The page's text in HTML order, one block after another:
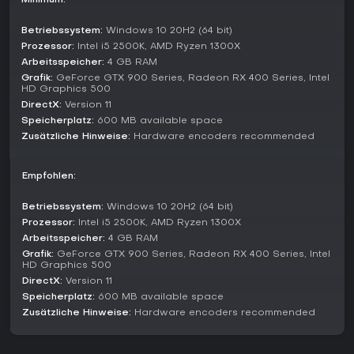
Share, immer in höchster Qualität ohne Unterbrechungen.
Studio Mode bietet einen Preview-Bereich, um Szenen und
Sources vor dem Live-Gang zu testen, damit Anpassungen
unsichtbar bleiben. Multiview gibt einen Überblick über bis zu
acht Szenen für schnelle Wechsel per Klick. Alle Modi greifen
nahtlos ineinander, unterstützt durch Hotkeys für Mute,
Stream-Start und mehr.
Stand 2026 wird OBS Studio aktiv weiterentwickelt, mit
Integrationen, die Streaming-Rigs aufwerten. Die Community
lobt die exzellente Audioqualität und präzisen Einstellungen
- perfekt für Profi-Ergebnisse ohne Kosten. Neue Guides
heben lagfreie Konfigs und integrierte Tools hervor, die
bezahlten Alternativen in nichts nachstehen.
Die Open-Source-Basis sorgt für kontinuierliche
Verbesserungen, die sowohl Einsteiger als auch Profis
übersichtliches Settings-Panel für Broadcasts oder
Betriebssystem: Windows 10 20H2 (64 bit)
Prozessor: Intel i5 2500K, AMD Ryzen 1300X
Arbeitsspeicher: 4 GB RAM
Grafik: GeForce GTX 900 Series, Radeon RX 400 Series, Intel
HD Graphics 500
DirectX: Version 11
Speicherplatz: 600 MB available space
Zusätzliche Hinweise: Hardware encoders recommended
Empfohlen:
Betriebssystem: Windows 10 20H2 (64 bit)
Prozessor: Intel i5 2500K, AMD Ryzen 1300X
Arbeitsspeicher: 4 GB RAM
Grafik: GeForce GTX 900 Series, Radeon RX 400 Series, Intel
HD Graphics 500
DirectX: Version 11
Speicherplatz: 600 MB available space
Zusätzliche Hinweise: Hardware encoders recommended